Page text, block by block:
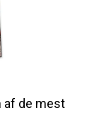
af de mest